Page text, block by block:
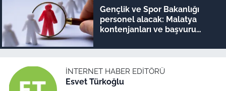
Gençlik ve Spor Bakanlığı
personel alacak: Malatya
kontenjanları ve başvuru
İNTERNET HABER EDITÖRÜ
Esvet Türkoğlu